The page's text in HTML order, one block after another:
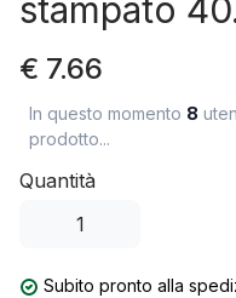
stampato
€ 7.66
In questo momento 8
prodotto...
Quantità
Subito pronto alla